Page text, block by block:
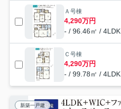
Ａ号棟
4,290万円
- / 96.46㎡ / 4LDK
Ｃ号棟
4,290万円
- / 99.78㎡ / 4LDK
新築一戸建